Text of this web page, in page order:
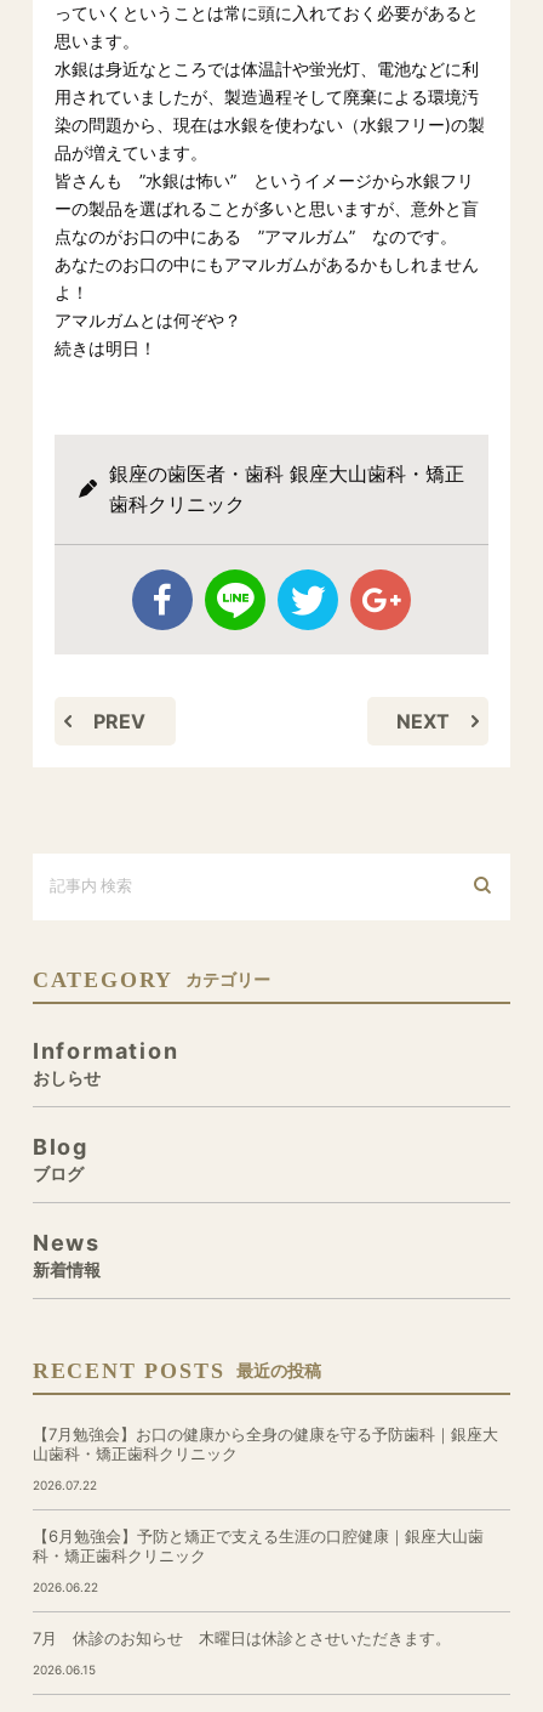
っていくということは常に頭に入れておく必要があると
思います。
水銀は身近なところでは体温計や蛍光灯、電池などに利
用されていましたが、製造過程そして廃棄による環境汚
染の問題から、現在は水銀を使わない（水銀フリー)の製
品が増えています。
皆さんも ”水銀は怖い” というイメージから水銀フリ
ーの製品を選ばれることが多いと思いますが、意外と盲
点なのがお口の中にある ”アマルガム” なのです。
あなたのお口の中にもアマルガムがあるかもしれません
よ！
アマルガムとは何ぞや？
続きは明日！
銀座の歯医者・歯科 銀座大山歯科・矯正
歯科クリニック
PREV NEXT
CATEGORY カテゴリー
Information
おしらせ
Blog
ブログ
News
新着情報
RECENT POSTS 最近の投稿
【7月勉強会】お口の健康から全身の健康を守る予防歯科｜銀座大
山歯科・矯正歯科クリニック
2026.07.22
【6月勉強会】予防と矯正で支える生涯の口腔健康｜銀座大山歯
科・矯正歯科クリニック
2026.06.22
7月 休診のお知らせ 木曜日は休診とさせいただきます。
2026.06.15